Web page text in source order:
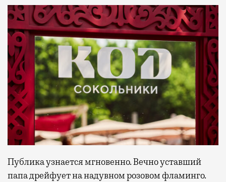
Публика узнается мгновенно. Вечно уставший
папа дрейфует на надувном розовом фламинго.